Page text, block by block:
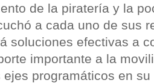
de la piratería y la
a cada uno de sus
soluciones efectivas a
importante a la
programáticos en